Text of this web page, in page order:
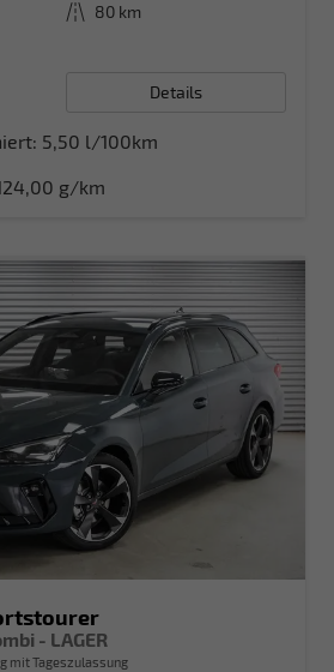
Kilometerstand 80 km
Details
5,50 l/100km
g/km
- LAGER
mit Tageszulassung